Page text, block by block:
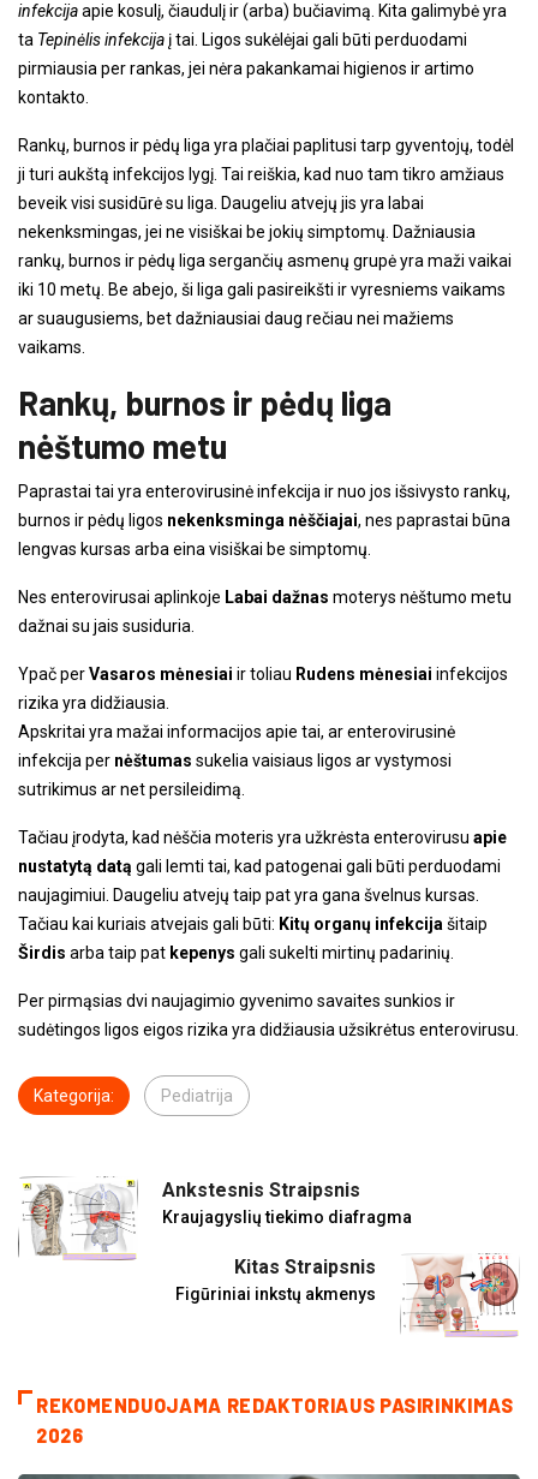
infekcijaapie kosulį, čiaudulį ir (arba) bučiavimą. Kita galimybė yra
ta Tepinėlis infekcija į tai. Ligos sukėlėjai gali būti perduodami
pirmiausia per rankas, jei nėra pakankamai higienos ir artimo
kontakto.
Rankų, burnos ir pėdų liga yra plačiai paplitusi tarp gyventojų, todėl
ji turi aukštą infekcijos lygį. Tai reiškia, kad nuo tam tikro amžiaus
beveik visi susidūrė su liga. Daugeliu atvejų jis yra labai
nekenksmingas, jei ne visiškai be jokių simptomų. Dažniausia
rankų, burnos ir pėdų liga sergančių asmenų grupė yra maži vaikai
iki 10 metų. Be abejo, ši liga gali pasireikšti ir vyresniems vaikams
ar suaugusiems, bet dažniausiai daug rečiau nei mažiems
vaikams.
Rankų, burnos ir pėdų liga
nėštumo metu
Paprastai tai yra enterovirusinė infekcija ir nuo jos išsivysto rankų,
burnos ir pėdų ligos nekenksminga nėščiajai, nes paprastai būna
lengvas kursas arba eina visiškai be simptomų.
Nes enterovirusai aplinkoje Labai dažnas moterys nėštumo metu
dažnai su jais susiduria.
Ypač perVasaros mėnesiai ir toliau Rudens mėnesiai infekcijos
rizika yra didžiausia.
Apskritai yra mažai informacijos apie tai, ar enterovirusinė
infekcija per nėštumas sukelia vaisiaus ligos ar vystymosi
sutrikimus ar net persileidimą.
Tačiau įrodyta, kad nėščia moteris yra užkrėsta enterovirusu apie
nustatytą datą gali lemti tai, kad patogenai gali būti perduodami
naujagimiui. Daugeliu atvejų taip pat yra gana švelnus kursas.
Tačiau kai kuriais atvejais gali būti: Kitų organų infekcija šitaip
Širdis arba taip pat kepenys gali sukelti mirtinų padarinių.
Per pirmąsias dvi naujagimio gyvenimo savaites sunkios ir
sudėtingos ligos eigos rizika yra didžiausia užsikrėtus enterovirusu.
Kategorija: Pediatrija
Ankstesnis Straipsnis
Kraujagyslių tiekimo diafragma
Kitas Straipsnis
Figūriniai inkstų akmenys
REKOMENDUOJAMA REDAKTORIAUS PASIRINKIMAS
2026